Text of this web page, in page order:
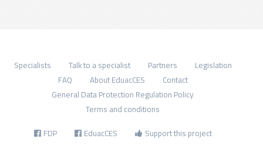
Specialists Talk to a specialist Partners
Legislation
FAQ
About EduacCES
Contact
General Data Protection Regulation Policy
Terms and conditions
FDP EduacCES Support this project